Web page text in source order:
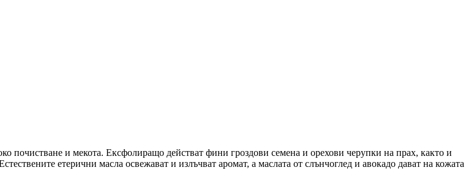
почистване и мекота. Ексфолиращо действат фини гроздови семена и орехови черупки на прах, както и
етерични масла освежават и излъчват аромат, а маслата от слънчоглед и авокадо дават на кожата